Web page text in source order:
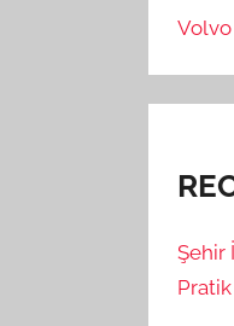
Volvo
Şehir